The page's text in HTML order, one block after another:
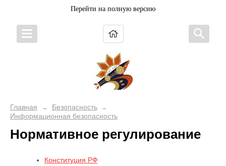
Перейти на полную версию
Главная → Безопасность →
Информационная безопасность
Нормативное регулирование
Конституция РФ